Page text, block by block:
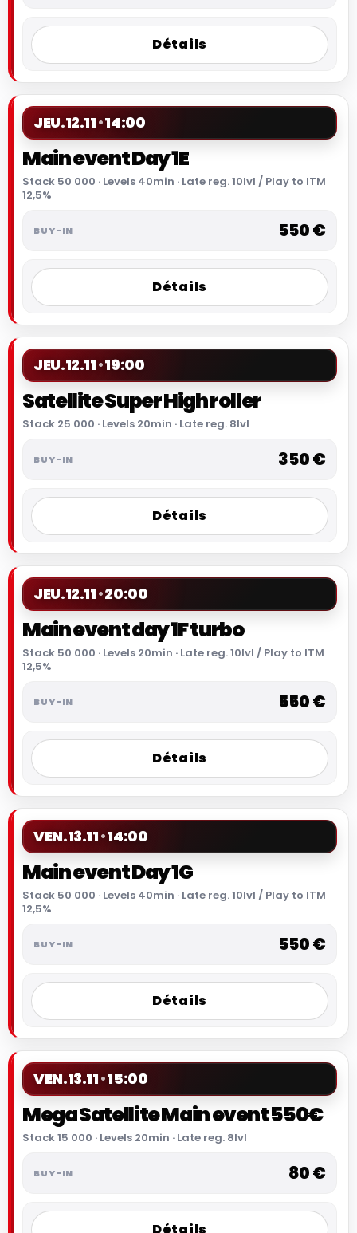
Détails
JEU.12.11 14:00
Main event Day 1E
Stack 50 000 · Levels 40min · Late reg. 10lvl / Play to ITM
12,5%
550 €
Détails
JEU.12.11 19:00
Satellite Super High roller
Stack 25 000 · Levels 20min · Late reg. 8lvl
350 €
Détails
JEU.12.11 20:00
Main event day 1F turbo
Stack 50 000 · Levels 20min · Late reg. 10lvl / Play to ITM
12,5%
550 €
Détails
VEN.13.11 14:00
Main event Day 1G
Stack 50 000 · Levels 40min · Late reg. 10lvl / Play to ITM
12,5%
550 €
Détails
VEN.13.11 15:00
Mega Satellite Main event 550€
Stack 15 000 · Levels 20min · Late reg. 8lvl
80 €